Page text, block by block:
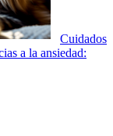
Cuidados
a la ansiedad: